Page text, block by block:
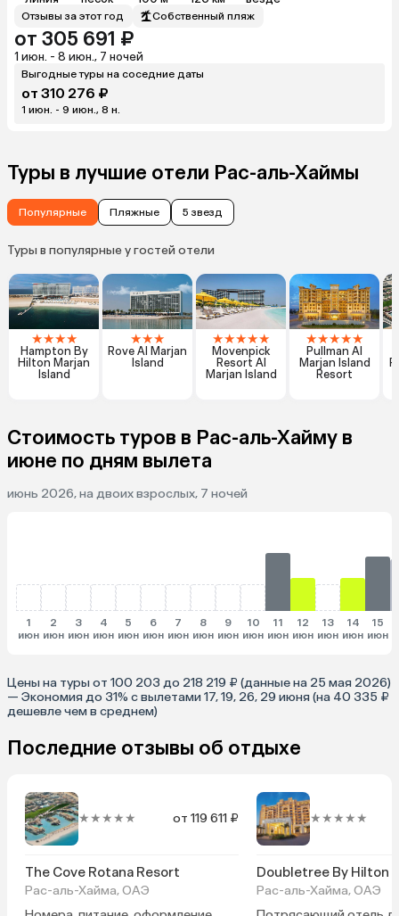
Отзывы за этот год Собственный пляж
от 305 691 ₽
1 июн. - 8 июн., 7 ночей
Выгодные туры на соседние даты
от 310 276 ₽
1 июн. - 9 июн., 8 н.
Туры в лучшие отели Рас-аль-Хаймы
Популярные Пляжные 5 звезд
Туры в популярные у гостей отели
★★★★
Hampton By
Hilton Marjan
Island
★★★
Rove Al Marjan
Island
★★★★★
Movenpick
Resort Al
Marjan Island
★★★★★
Pullman Al
Marjan Island
Resort
Стоимость туров в Рас-аль-Хайму в
июне по дням вылета
июнь 2026, на двоих взрослых, 7 ночей
1
июн
2
июн
3
июн
4
июн
5
июн
6
июн
7
июн
8
июн
9
июн
10
июн
11
июн
12
июн
13
июн
14
июн
15
июн
Цены на туры от 100 203 до 218 219 ₽ (данные на 25 мая 2026)
— Экономия до 31% с вылетами 17, 19, 26, 29 июня (на 40 335 ₽
дешевле чем в среднем)
Последние отзывы об отдыхе
★★★★★ от 119 611 ₽
The Cove Rotana Resort
Рас-аль-Хайма, ОАЭ
★★★★★
Рас-аль-Хайма, ОАЭ